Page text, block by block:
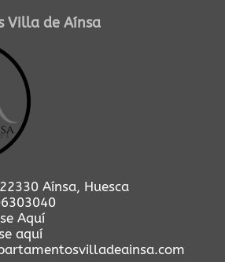
Villa de Aínsa
Aínsa, Huesca
Aquí
aquí